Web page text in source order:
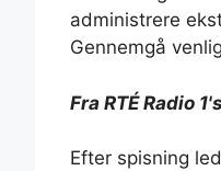
administrere
Gennemgå
Fra RTÉ Radio
Efter spisning